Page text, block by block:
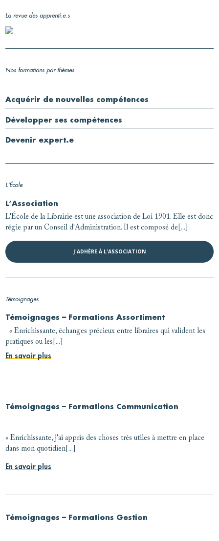
La revue des apprenti.e.s
Nos formations par thèmes
Acquérir de nouvelles compétences
Développer ses compétences
Devenir expert.e
L'École
L’Association
L'École de la Librairie est une association de Loi 1901. Elle est donc
régie par un Conseil d'Administration. Il est composé de[...]
J'ADHÈRE À L'ASSOCIATION
Témoignages
Témoignages – Formations Assortiment
« Enrichissante, échanges précieux entre libraires qui valident les
pratiques ou les[...]
En savoir plus
Témoignages – Formations Communication
« Enrichissante, j'ai appris des choses très utiles à mettre en place
dans mon quotidien[...]
En savoir plus
Témoignages – Formations Gestion